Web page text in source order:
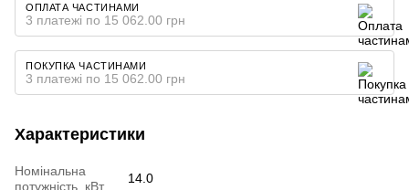
ОПЛАТА ЧАСТИНАМИ
3 платежі по 15 062.00 грн
ПОКУПКА ЧАСТИНАМИ
3 платежі по 15 062.00 грн
Характеристики
Номінальна
потужність, кВт
14.0